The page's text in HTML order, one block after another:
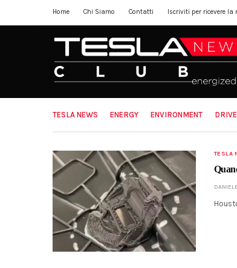
Home Chi Siamo Contatti Iscriviti per ricevere la
TESLA NEWS ENERGY ENVIRONMENT
TESLA